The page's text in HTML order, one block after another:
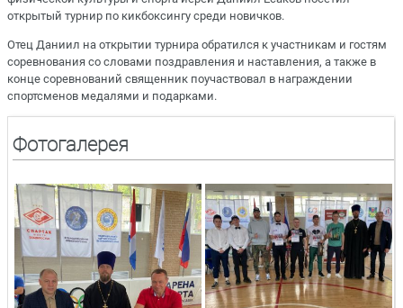
открытый турнир по кикбоксингу среди новичков.
Отец Даниил на открытии турнира обратился к участникам и гостям
соревнования со словами поздравления и наставления, а также в
конце соревнований священник поучаствовал в награждении
спортсменов медалями и подарками.
Фотогалерея